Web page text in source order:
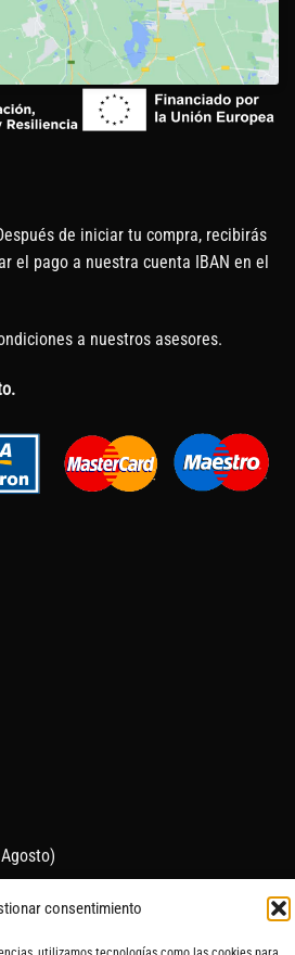
consentimiento
de iniciar tu compra, recibirás
el pago a nuestra cuenta IBAN en el
a nuestros asesores.
de Agosto al 5 de septiembre